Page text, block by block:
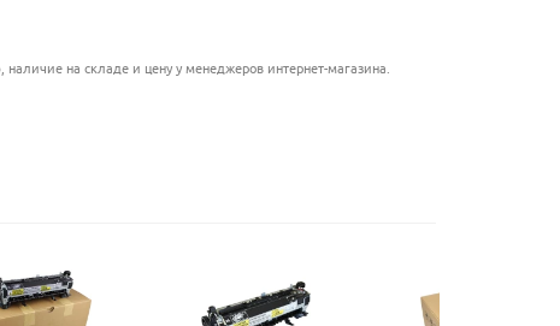
на складе и цену у менеджеров интернет-магазина.